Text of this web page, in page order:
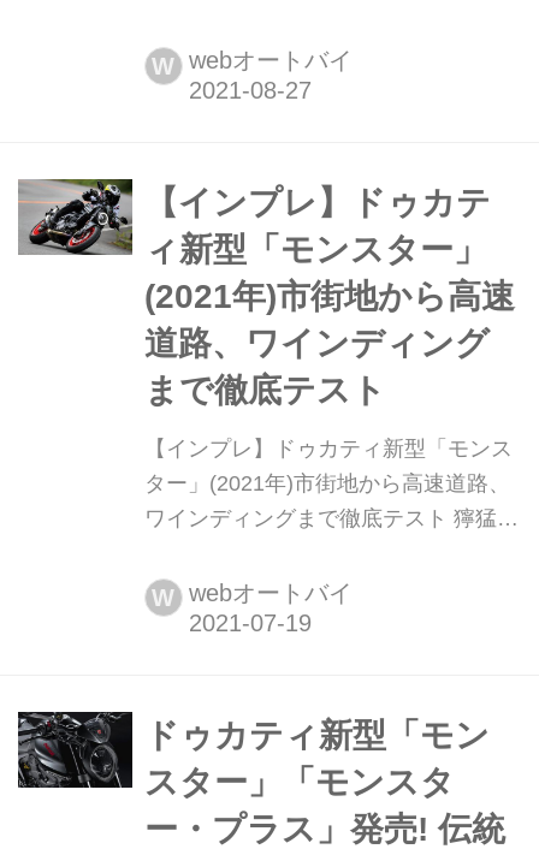
ルのひとつ、モンスターが大きく進化
して新世代へと生まれ変わった。最新
ら、驚くほどの素直さと軽快さを身に
着けた。文:宮崎敬一郎、オートバイ編
集部/写真:柴田直行
W webオートバイ
【インプレ】ドゥカテ
ィ新型「モンスター」
(2021年)市街地から高速
道路、ワインディング
まで徹底テスト
【インプレ】ドゥカティ新型「モンス
ター」(2021年)市街地から高速道路、
ワインディングまで徹底テスト 獰猛か
ではのメカニズムによるスポーティさ
が融合した、新鮮なネイキッドスポー
な走りでも人気を集め続け、今やすっ
かり定番モデルに。そんなモンスター
が、2021年モデルで新型にフル...
W webオートバイ
ドゥカティ新型「モン
スター」「モンスタ
ー・プラス」発売! 伝統